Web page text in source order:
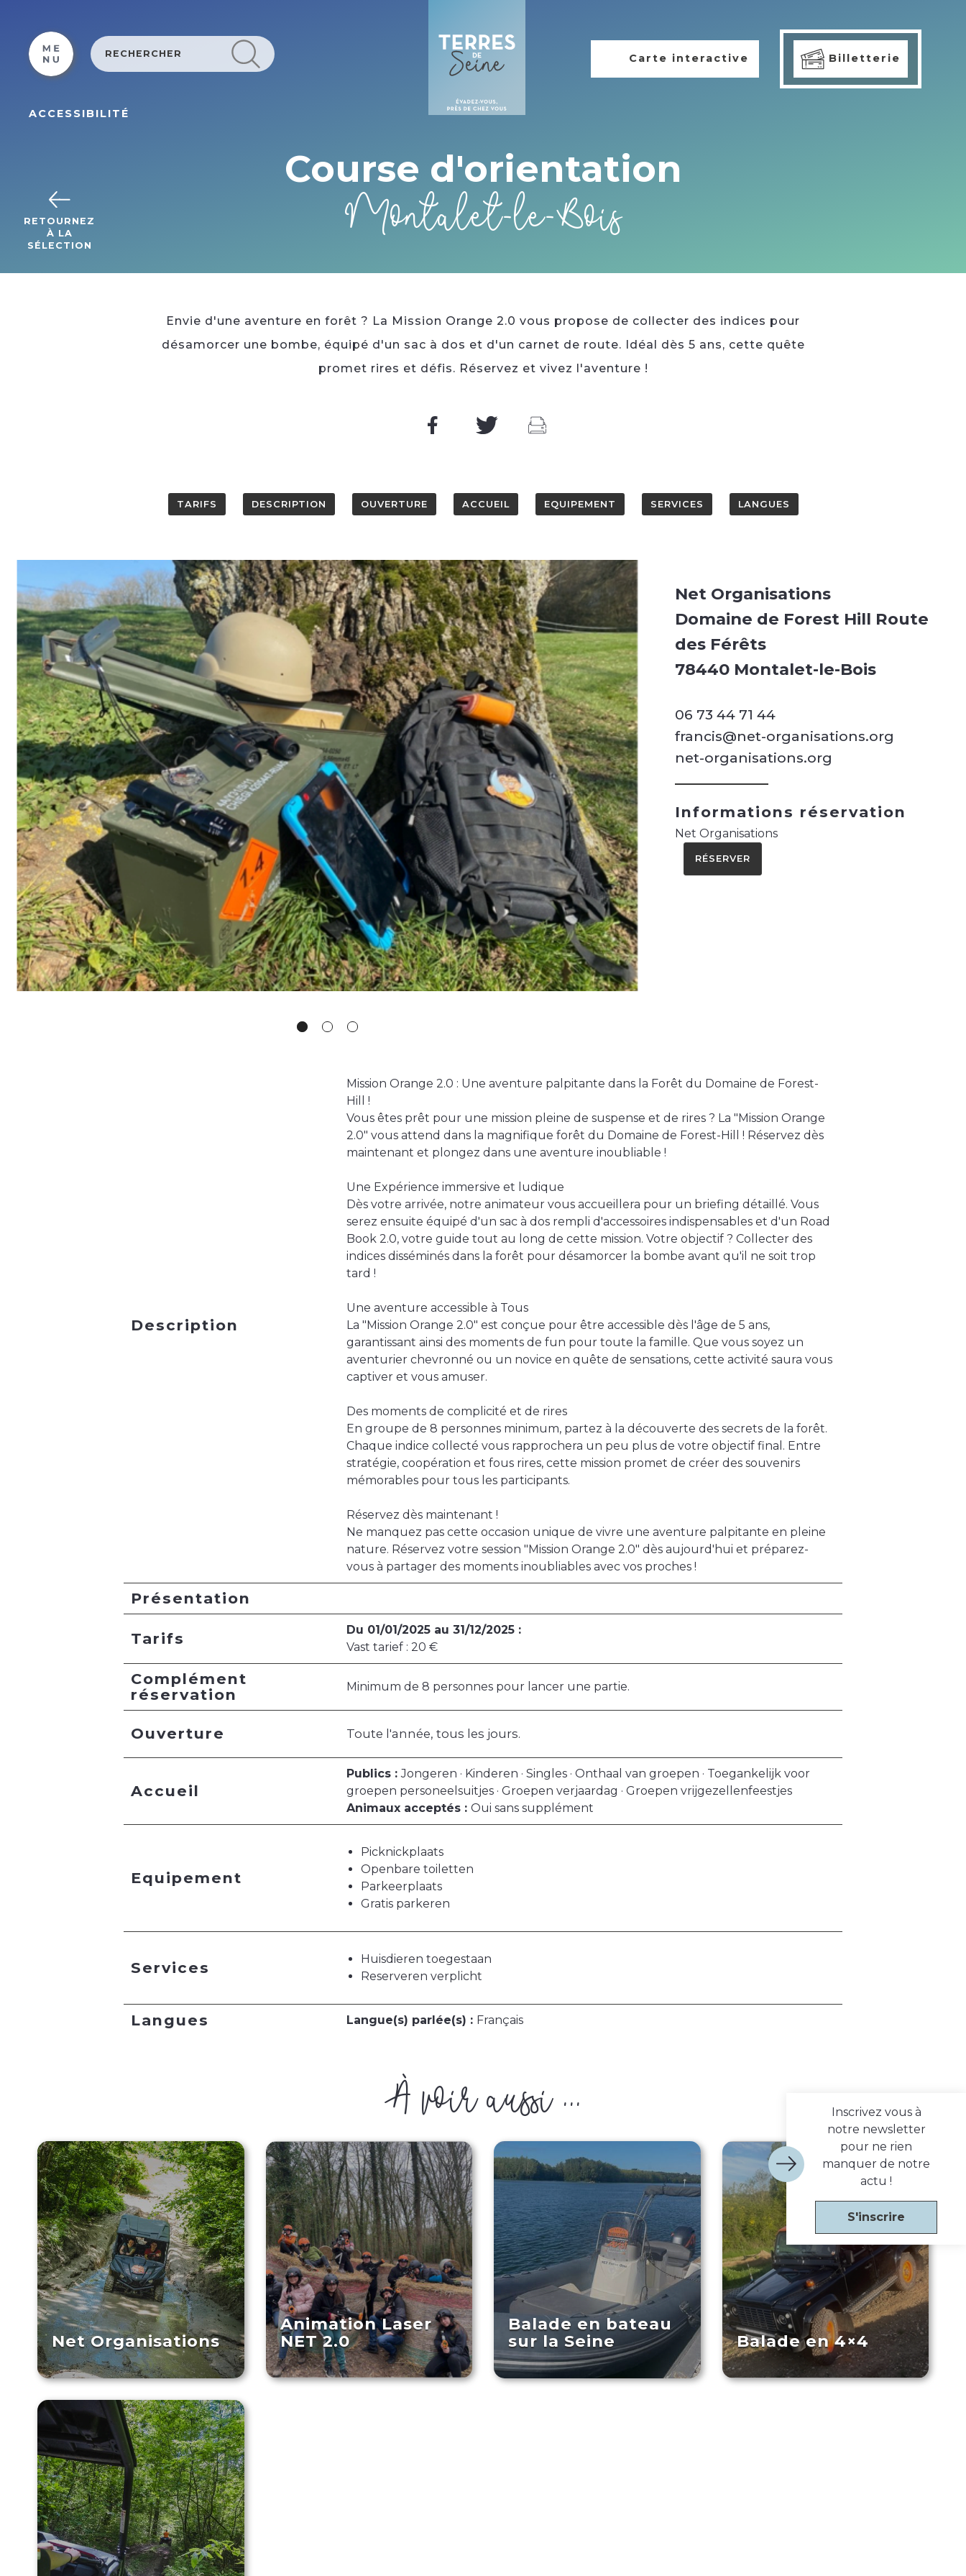
ACCESSIBILITÉ
Carte interactive Billetterie
RETOURNEZ
À LA
SÉLECTION
Course d'orientation
Montalet-le-Bois
Envie d'une aventure en forêt ? La Mission Orange 2.0 vous propose de collecter des indices pour
désamorcer une bombe, équipé d'un sac à dos et d'un carnet de route. Idéal dès 5 ans, cette quête
promet rires et défis. Réservez et vivez l'aventure !
TARIFS DESCRIPTION OUVERTURE ACCUEIL EQUIPEMENT SERVICES LANGUES
Net Organisations
Domaine de Forest Hill Route
des Férêts
78440 Montalet-le-Bois
06 73 44 71 44
francis@net-organisations.org
net-organisations.org
Informations réservation
Net Organisations
RÉSERVER
Description
Mission Orange 2.0 : Une aventure palpitante dans la Forêt du Domaine de Forest-
Hill !
Vous êtes prêt pour une mission pleine de suspense et de rires ? La "Mission Orange
2.0" vous attend dans la magnifique forêt du Domaine de Forest-Hill ! Réservez dès
maintenant et plongez dans une aventure inoubliable !
Une Expérience immersive et ludique
Dès votre arrivée, notre animateur vous accueillera pour un briefing détaillé. Vous
serez ensuite équipé d'un sac à dos rempli d'accessoires indispensables et d'un Road
Book 2.0, votre guide tout au long de cette mission. Votre objectif ? Collecter des
indices disséminés dans la forêt pour désamorcer la bombe avant qu'il ne soit trop
tard !
Une aventure accessible à Tous
La "Mission Orange 2.0" est conçue pour être accessible dès l'âge de 5 ans,
garantissant ainsi des moments de fun pour toute la famille. Que vous soyez un
aventurier chevronné ou un novice en quête de sensations, cette activité saura vous
captiver et vous amuser.
Des moments de complicité et de rires
En groupe de 8 personnes minimum, partez à la découverte des secrets de la forêt.
Chaque indice collecté vous rapprochera un peu plus de votre objectif final. Entre
stratégie, coopération et fous rires, cette mission promet de créer des souvenirs
mémorables pour tous les participants.
Réservez dès maintenant !
Ne manquez pas cette occasion unique de vivre une aventure palpitante en pleine
nature. Réservez votre session "Mission Orange 2.0" dès aujourd'hui et préparez-
vous à partager des moments inoubliables avec vos proches !
Présentation
Tarifs
Du 01/01/2025 au 31/12/2025 :
Vast tarief : 20 €
Complément
réservation
Minimum de 8 personnes pour lancer une partie.
Ouverture Toute l'année, tous les jours.
Accueil
Publics :Jongeren · Kinderen · Singles · Onthaal van groepen · Toegankelijk voor
groepen personeelsuitjes · Groepen verjaardag · Groepen vrijgezellenfeestjes
Animaux acceptés : Oui sans supplément
Equipement
Picknickplaats
Openbare toiletten
Parkeerplaats
Gratis parkeren
Services
Huisdieren toegestaan
Reserveren verplicht
Langues Langue(s) parlée(s) : Français
À voir aussi ...
Net Organisations
Animation Laser
NET 2.0
Balade en bateau
sur la Seine
Balade en 4×4
Inscrivez vous à
notre newsletter
pour ne rien
manquer de notre
actu !
S'inscrire